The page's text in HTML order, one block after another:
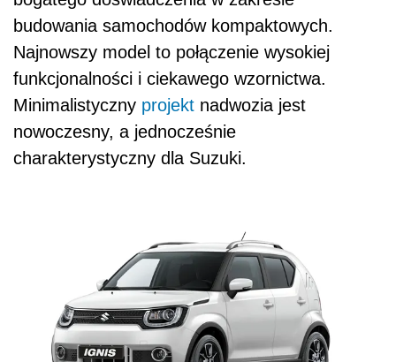
budowania samochodów kompaktowych.
Najnowszy model to połączenie wysokiej
funkcjonalności i ciekawego wzornictwa.
Minimalistyczny projekt nadwozia jest
nowoczesny, a jednocześnie
charakterystyczny dla Suzuki.